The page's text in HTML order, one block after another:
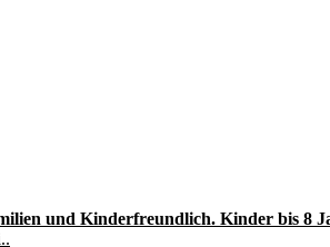
und Kinderfreundlich. Kinder bis 8